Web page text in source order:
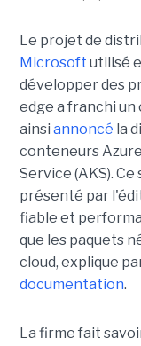
Le projet de
Microsoft utilisé
développer des
edge a franchi un
ainsi annoncé la
conteneurs
Service (AKS).
présenté par
fiable et
que les paquets
cloud, explique
documentation.
La firme fait